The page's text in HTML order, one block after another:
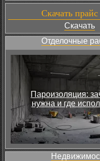
Скачать прайс
Скачать
Отделочные
Пароизоляция:
нужна и где